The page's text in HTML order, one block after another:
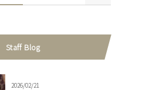
Staff Blog
2026/02/21